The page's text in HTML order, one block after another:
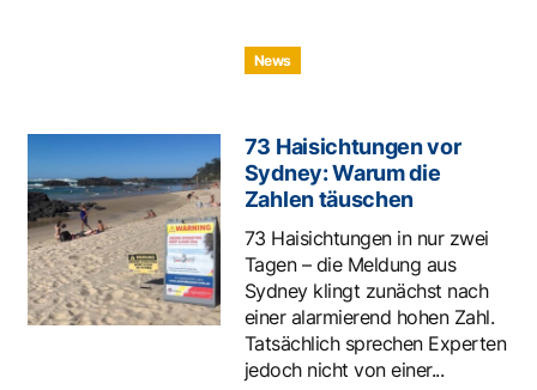
News
73 Haisichtungen vor
Sydney: Warum die
Zahlen täuschen
73 Haisichtungen in nur zwei
Tagen – die Meldung aus
Sydney klingt zunächst nach
einer alarmierend hohen Zahl.
Tatsächlich sprechen Experten
jedoch nicht von einer...